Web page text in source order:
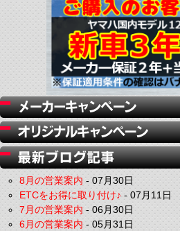
8月の営業案内-07月30日
ETCをお得に取り付け♪-07月11日
7月の営業案内-06月30日
6月の営業案内-05月31日